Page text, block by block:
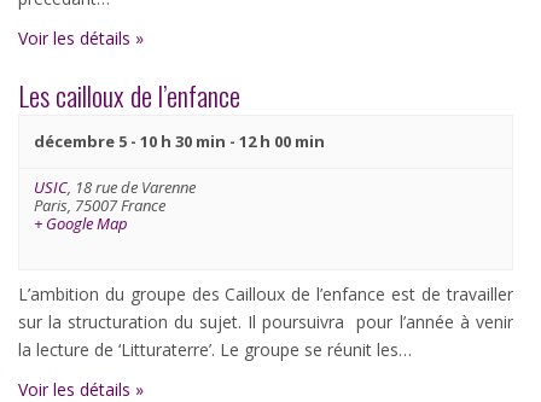
Voir les détails »
Les cailloux de l’enfance
décembre 5 - 10 h 30 min - 12 h 00 min
USIC, 18 rue de Varenne
Paris, 75007France
+ Google Map
L’ambition du groupe des Cailloux de l’enfance est de travailler
sur la structuration du sujet. Il poursuivra pour l’année à venir
la lecture de ‘Litturaterre’. Le groupe se réunit les…
Voir les détails »